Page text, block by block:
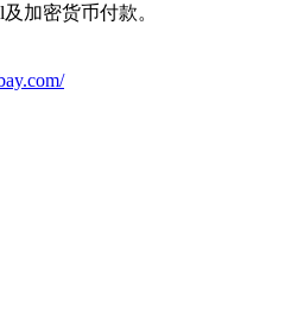
加密货币付款。